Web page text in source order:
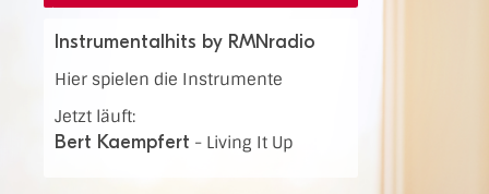
Instrumentalhits by RMNradio
Hier spielen die Instrumente
Jetzt läuft:
Bert Kaempfert - Living It Up